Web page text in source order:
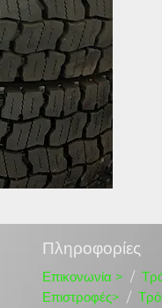
Πληροφορίες
Επικονωνία > /
Επιστροφές> /